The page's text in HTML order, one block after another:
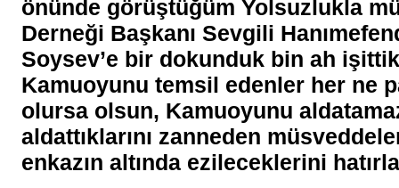
önünde görüştüğüm Yolsuzlukla
Derneği Başkanı Sevgili
Soysev’e bir dokunduk bin ah
Kamuoyunu temsil edenler her ne
olursa olsun, Kamuoyunu
aldattıklarını zanneden
enkazın altında ezileceklerini